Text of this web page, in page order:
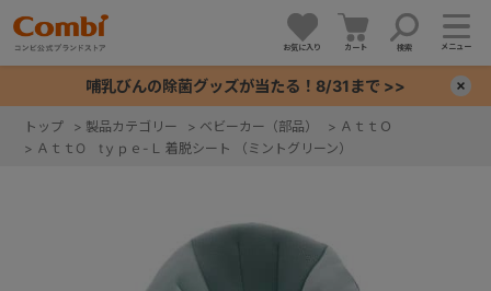
お気に入り カート 検索 メニュー
哺乳びんの除菌グッズが当たる！8/31まで >>
トップ > 製品カテゴリー > ベビーカー（部品） > ＡｔｔＯ
> ＡｔｔO tｙｐｅ-Ｌ 着脱シート （ミントグリーン）